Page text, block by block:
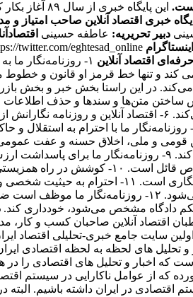
این پایگاه
خبری اقتصاد آنلاین صاحب امتیاز و
دبیر تحریریه: عاطفه حسینی
twitter.com/eghtesad_online
اقتصاد آنلاین
۱- روزنامه‌نگار ما
نمی کند و تنها خط قرمز او قانون
در این راستا بخش خبر و بخش
را از منبعی دیگر منتشر کنند، حتما منبع را ذکر می کنند. ۴- سرقت ادبی، مخدوش
مطرود است. ۵- روزنامه‌نگار ما از پذیرش هرگونه پاداش مادی برای پیش‌برد مقاصد خصوصی مغایر با
انتشار مطالب یا تغییر محتویات آنها، خودداری کرده و از خط‌مشی عمومی رسانه و اصول شرافت حرفه ای خویش
و معتقدات مذهبی، آداب و سنن قومی و ملی، اخلاق
تبعیض خصومت آمیز در این زمینه‌ها و همچنین تشویق و تحریک به جنگ تجاوزکارانه نسبت به
عدالت‌طلبی، آزادیخواهی، صلح و امنیت بشر، استقلال و پیشرفت فرهنگی،
گسترش وسایل و ادوات کشتار جمعی، جلوگیری از آلودگی محیط‌زیست و مبارزه علیه
از توهین، تهمت و افتراء نسبت به اشخاص و تلاش در حفظ سلامت و آرامش روانی جامعه از
دادگاه مشخص می‌شود، خودداری کند.
مخاطبان اقتصاد آنلاین صاحبان کسب و
تحلیل های لحظه به لحظه اقتصادی
که اخبار و تحلیل های اقتصادی را
که از عوامل ناکارایی در سیستم
در ایران داشته باشیم.